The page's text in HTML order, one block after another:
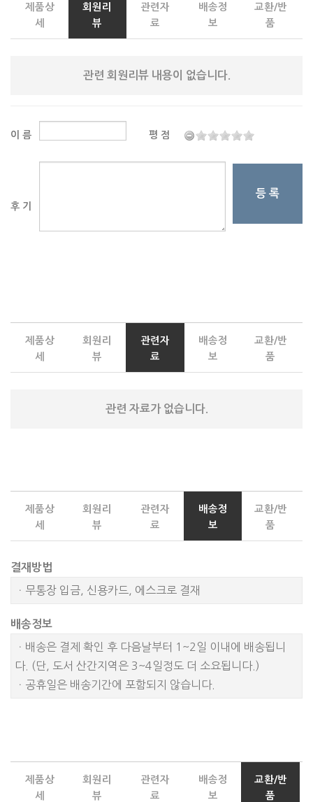
제품상
세
회원리
뷰
관련자
료
배송정
보
교환/반
품
관련 회원리뷰 내용이 없습니다.
이 름 평 점
후 기
등 록
제품상
세
회원리
뷰
관련자
료
배송정
보
교환/반
품
관련 자료가 없습니다.
제품상
세
회원리
뷰
관련자
료
배송정
보
교환/반
품
결재방법
ㆍ무통장 입금, 신용카드, 에스크로 결재
배송정보
ㆍ배송은 결제 확인 후 다음날부터 1~2일 이내에 배송됩니
다. (단, 도서 산간지역은 3~4일정도 더 소요됩니다.)
ㆍ공휴일은 배송기간에 포함되지 않습니다.
제품상
세
회원리
뷰
관련자
료
배송정
보
교환/반
품